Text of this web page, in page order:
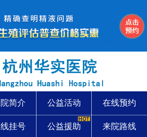
简介 公益活动 在线预约
挂号 公益援助 来院路线